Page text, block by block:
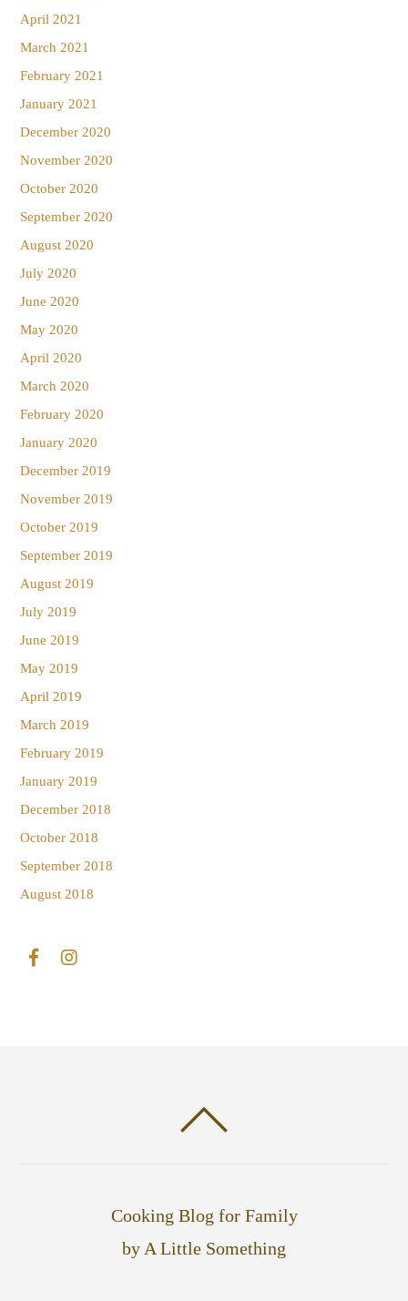
April 2021
March 2021
February 2021
January 2021
December 2020
November 2020
October 2020
September 2020
August 2020
July 2020
June 2020
May 2020
April 2020
March 2020
February 2020
January 2020
December 2019
November 2019
October 2019
September 2019
August 2019
July 2019
June 2019
May 2019
April 2019
March 2019
February 2019
January 2019
December 2018
October 2018
September 2018
August 2018
Cooking Blog for Family
by A Little Something